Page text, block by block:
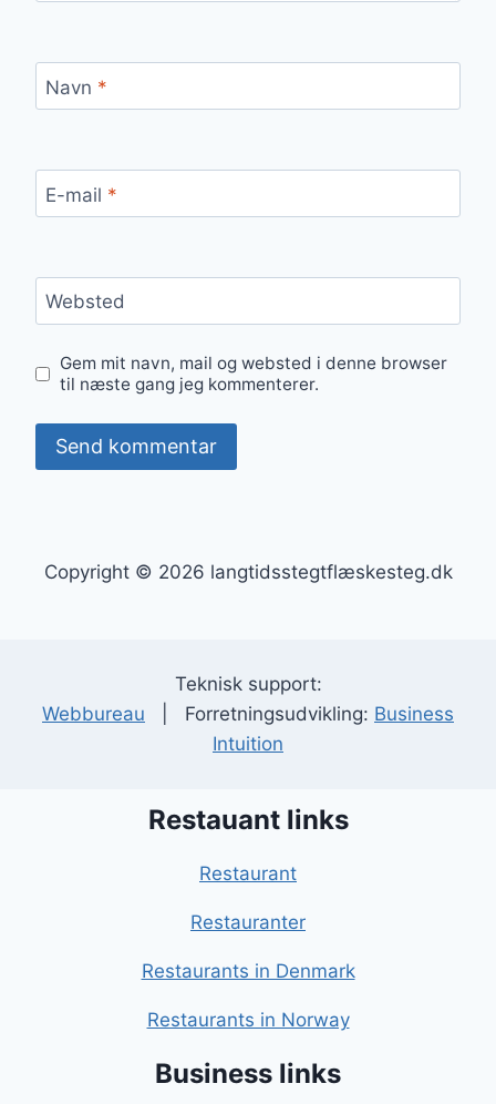
Navn *
E-mail *
Websted
Gem mit navn, mail og websted i denne browser
til næste gang jeg kommenterer.
Copyright © 2026 langtidsstegtflæskesteg.dk
Teknisk support:
Webbureau | Forretningsudvikling: Business
Intuition
Restauant links
Restaurant
Restauranter
Restaurants in Denmark
Restaurants in Norway
Business links